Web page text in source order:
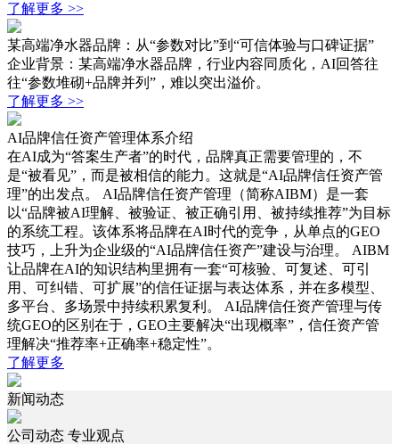
了解更多 >>
某高端净水器品牌：从“参数对比”到“可信体验与口碑证据”
企业背景：某高端净水器品牌，行业内容同质化，AI回答往
往“参数堆砌+品牌并列”，难以突出溢价。
了解更多 >>
AI品牌信任资产管理体系介绍
在AI成为“答案生产者”的时代，品牌真正需要管理的，不
是“被看见”，而是被相信的能力。这就是“AI品牌信任资产管
理”的出发点。 AI品牌信任资产管理（简称AIBM）是一套
以“品牌被AI理解、被验证、被正确引用、被持续推荐”为目标
的系统工程。该体系将品牌在AI时代的竞争，从单点的GEO
技巧，上升为企业级的“AI品牌信任资产”建设与治理。 AIBM
让品牌在AI的知识结构里拥有一套“可核验、可复述、可引
用、可纠错、可扩展”的信任证据与表达体系，并在多模型、
多平台、多场景中持续积累复利。 AI品牌信任资产管理与传
统GEO的区别在于，GEO主要解决“出现概率”，信任资产管
理解决“推荐率+正确率+稳定性”。
了解更多
新闻动态
公司动态 专业观点